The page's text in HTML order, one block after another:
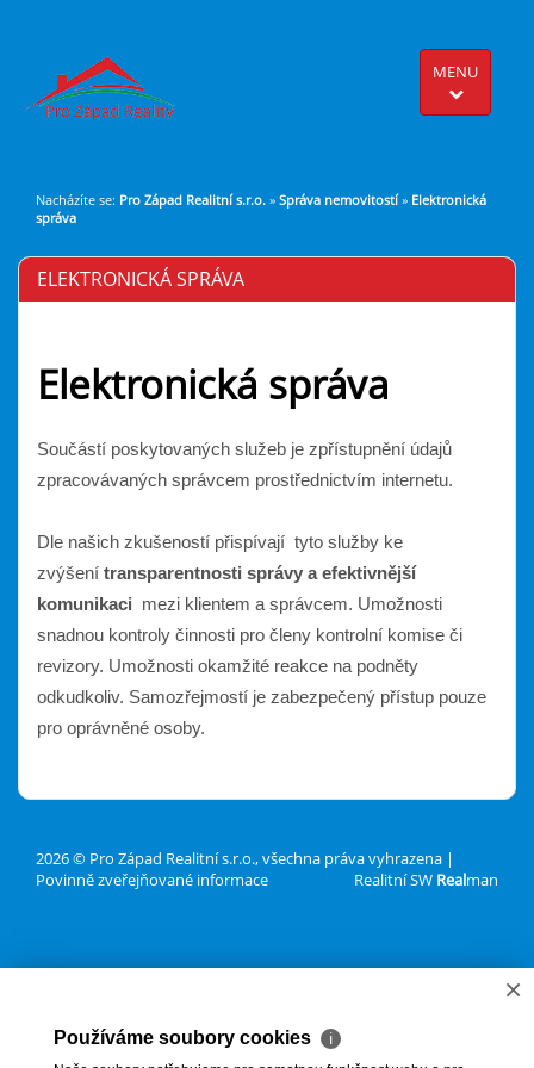
MENU
Nacházíte se: Pro Západ Realitní s.r.o. » Správa nemovitostí » Elektronická
správa
ELEKTRONICKÁ SPRÁVA
Elektronická správa
Součástí poskytovaných služeb je zpřístupnění údajů
zpracovávaných správcem prostřednictvím internetu.
Dle našich zkušeností přispívají tyto služby ke
zvýšení transparentnosti správy aefektivnější
komunikaci mezi klientem a správcem. Umožnosti
snadnou kontroly činnosti pro členy kontrolní komise či
revizory. Umožnosti okamžité reakce na podněty
odkudkoliv. Samozřejmostí je zabezpečený přístup pouze
pro oprávněné osoby.
2026 © Pro Západ Realitní s.r.o., všechna práva vyhrazena |
Povinně zveřejňované informace
Realitní SW Realman
×
Používáme soubory cookies ℹ